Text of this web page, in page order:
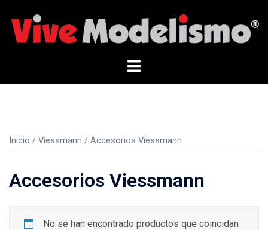
contenido
Alternar
Inicio / Viessmann / Accesorios Viessmann
Accesorios Viessmann
No se han encontrado productos que coincidan